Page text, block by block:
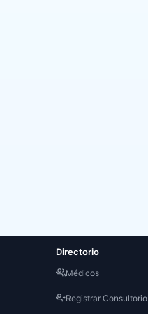
Directorio
Médicos
Registrar Consultorio